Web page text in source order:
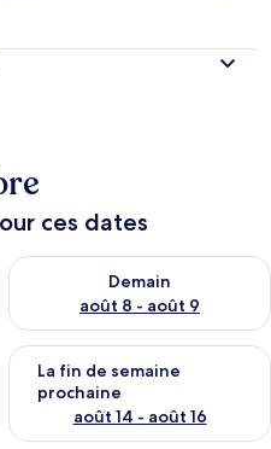
ces dates
août 7 - août 8
Demain
août 8 - août 9
Vérifier la disponibilité pour
fin de semaine août 7 -
La fin de semaine
prochaine
août 14 - août 16
Vérifier la disponibilité pour